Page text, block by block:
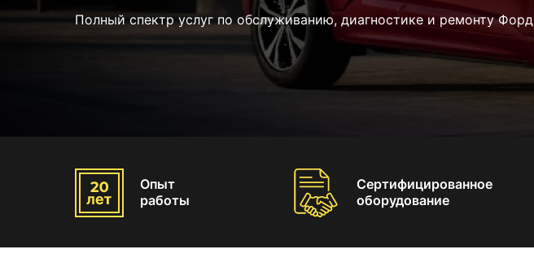
Полный спектр услуг по обслуживанию, диагностике и ремонту Форд
Опыт
работы
Сертифицированное
оборудование